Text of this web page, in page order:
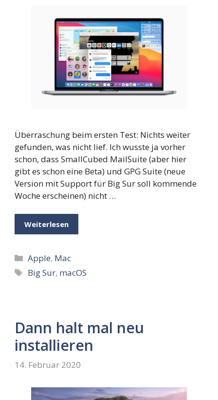
Überraschung beim ersten Test: Nichts weiter
gefunden, was nicht lief. Ich wusste ja vorher
schon, dass SmallCubed MailSuite (aber hier
gibt es schon eine Beta) und GPG Suite (neue
Version mit Support für Big Sur soll kommende
Woche erscheinen) nicht …
Weiterlesen
Kategorien
Apple, Mac
Schlagwörter
Big Sur, macOS
Dann halt mal neu
installieren
14. Februar 2020